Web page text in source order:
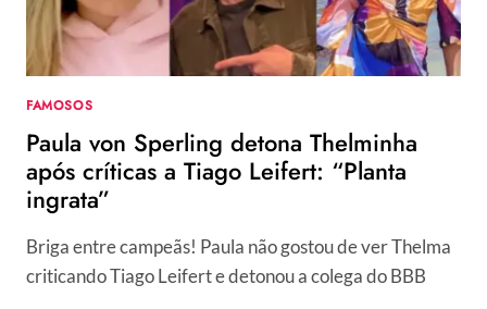
FAMOSOS
Paula von Sperling detona Thelminha
após críticas a Tiago Leifert: “Planta
ingrata”
Briga entre campeãs! Paula não gostou de ver Thelma
criticando Tiago Leifert e detonou a colega do BBB